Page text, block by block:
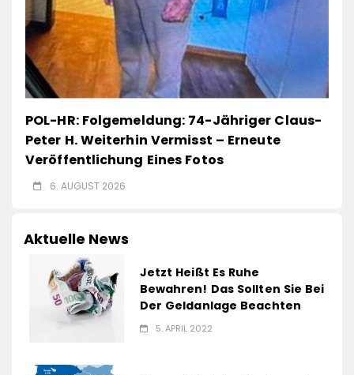
POL-HR: Folgemeldung: 74-Jähriger Claus-
Peter H. Weiterhin Vermisst – Erneute
Veröffentlichung Eines Fotos
6. AUGUST 2026
Aktuelle News
Jetzt Heißt Es Ruhe
Bewahren! Das Sollten Sie Bei
Der Geldanlage Beachten
5. APRIL 2022